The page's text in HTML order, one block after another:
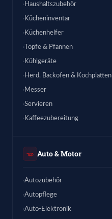
Haushaltszubehör
Kücheninventar
Küchenhelfer
Töpfe & Pfannen
Kühlgeräte
Herd, Backofen & Kochplatten
Messer
Servieren
Kaffeezubereitung
Auto & Motor
Autozubehör
Autopflege
Auto-Elektronik